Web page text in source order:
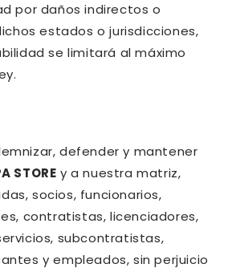
por daños indirectos o
estados o jurisdicciones,
se limitará al máximo
defender y mantener
STORE y a nuestra matriz,
socios, funcionarios,
contratistas, licenciadores,
subcontratistas,
y empleados, sin perjuicio